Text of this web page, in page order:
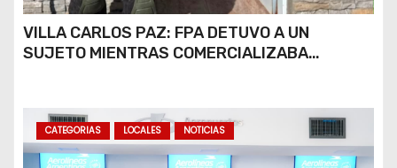
VILLA CARLOS PAZ: FPA DETUVO A UN
SUJETO MIENTRAS COMERCIALIZABA
CATEGORIAS LOCALES NOTICIAS